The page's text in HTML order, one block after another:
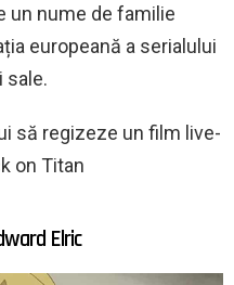
un nume de familie
europeană a serialului
sale.
să regizeze un film live-
on Titan
Elric